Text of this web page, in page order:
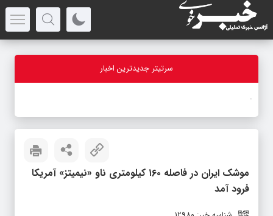
سرتیتر جدیدترین اخبار
-
موشک ایران در فاصله ۱۶۰ کیلومتری ناو «نیمیتز» آمریکا
فرود آمد